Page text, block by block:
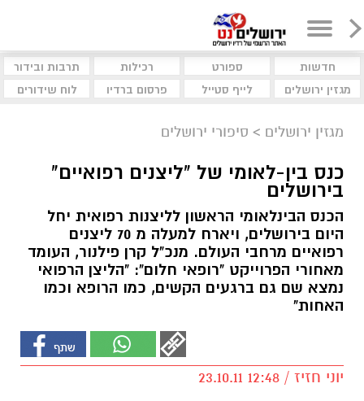
חדשות ספורט רכילות
תרבות ובידור
מגזין ירושלים
לייף סטייל פרסום ברדיו לוח שידורים
מגזין ירושלים > סיפורי ירושלים
כנס בין-לאומי של "ליצנים רפואיים"
בירושלים
הכנס הבינלאומי הראשון לליצנות רפואית יחל
היום בירושלים, ויארח למעלה מ 70 ליצנים
רפואיים מרחבי העולם. מנכ"ל קרן פילנור, העומד
מאחורי הפרוייקט "רופאי חלום": "הליצן הרפואי
נמצא שם גם ברגעים הקשים, כמו הרופא וכמו
האחות"
יוני חזיז / 12:48 23.10.11